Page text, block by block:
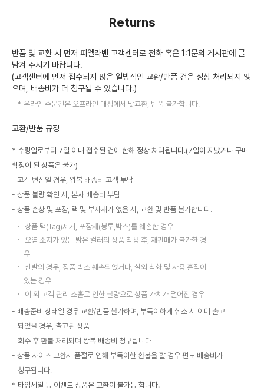
Returns
반품 및 교환 시 먼저 피엘라벤 고객센터로 전화 혹은 1:1문의 게시판에 글
남겨 주시기 바랍니다.
(고객센터에 먼저 접수되지 않은 일방적인 교환/반품 건은 정상 처리되지 않
으며, 배송비가 더 청구될 수 있습니다.)
온라인 주문건은 오프라인 매장에서 맞교환, 반품 불가합니다.
교환/반품 규정
* 수령일로부터 7일 이내 접수된 건에 한해 정상 처리됩니다.(7일이 지났거나 구매
확정이 된 상품은 불가)
고객 변심일 경우, 왕복 배송비 고객 부담
상품 불량 확인 시, 본사 배송비 부담
상품 손상 및 포장, 택 및 부자재가 없을 시, 교환 및 반품 불가합니다.
상품 택(Tag)제거, 포장재(봉투,박스)를 훼손한 경우
오염 소지가 있는 밝은 컬러의 상품 착용 후, 재판매가 불가한 경
우
신발의 경우, 정품 박스 훼손되었거나, 실외 착화 및 사용 흔적이
있는 경우
이 외 고객 관리 소홀로 인한 불량으로 상품 가치가 떨어진 경우
배송준비 상태일 경우 교환/반품 불가하며, 부득이하게 취소 시 이미 출고
되었을 경우, 출고된 상품
회수 후 환불 처리되며 왕복 배송비 청구됩니다.
상품 사이즈 교환시 품절로 인해 부득이한 환불을 할 경우 편도 배송비가
청구됩니다.
* 타임세일 등 이벤트 상품은 교환이 불가능 합니다.